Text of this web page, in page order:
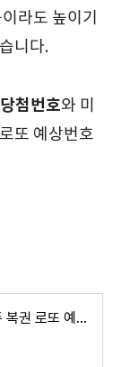
라도 높이기
니다.
첨번호와 미
또 예상번호
로또 당첨번호 1104회 이번주 복권 로또 예상번호 분석